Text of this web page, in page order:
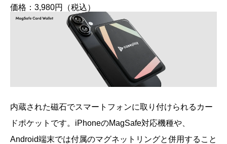
価格：3,980円（税込）
内蔵された磁石でスマートフォンに取り付けられるカー
ドポケットです。iPhoneのMagSafe対応機種や、
Android端末では付属のマグネットリングと併用すること